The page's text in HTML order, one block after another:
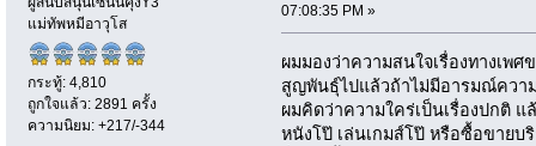
แม่ทัพหมีอาวุโส
กระทู้: 4,810
ถูกใจแล้ว: 2891 ครั้ง
ความนิยม: +217/-344
07:08:35 PM »
ผมมองว่าความสนใจเรื่องทางเพ
สูญพันธุ์ไปแล้วถ้าไม่มีอารมณ์ควา
ผมคิดว่าความใคร่เป็นเรื่องปกติ
หนังโป๊ เล่นเกมส์โป๊ หรือซื้อขายบ